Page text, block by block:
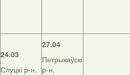
24.03
Слуцкі р-н,
27.04
Петрыкаўскі
р-н,